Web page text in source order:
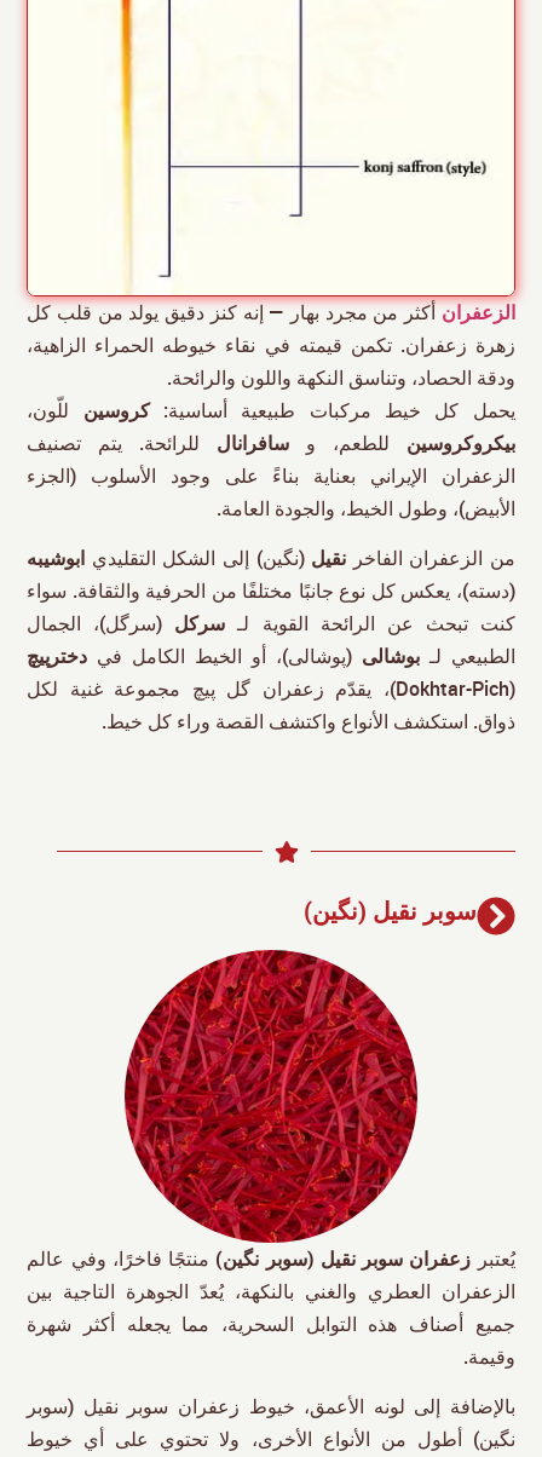
الزعفرانأكثر من مجرد بهار — إنه كنز دقيق يولد من قلب كل
زهرة زعفران. تكمن قيمته في نقاء خيوطه الحمراء الزاهية،
ودقة الحصاد، وتناسق النكهة واللون والرائحة.
يحمل كل خيط مركبات طبيعية أساسية:كروسين للّون،
بيكروكروسين للطعم، و سافرانال للرائحة. يتم تصنيف
الزعفران الإيراني بعناية بناءً على وجود الأسلوب (الجزء
الأبيض)، وطول الخيط، والجودة العامة.
من الزعفران الفاخر نقیل(نگین) إلى الشكل التقليدي ابوشیبه
(دسته)، يعكس كل نوع جانبًا مختلفًا من الحرفية والثقافة. سواء
كنت تبحث عن الرائحة القوية لـ سرکل (سرگل)، الجمال
الطبيعي لـبوشالی (پوشالی)، أو الخيط الكامل في دخترپیچ
(Dokhtar-Pich)، يقدّم زعفران گل پیچ مجموعة غنية لكل
ذواق. استكشف الأنواع واكتشف القصة وراء كل خيط.
سوبر نقیل (نگین)
يُعتبر زعفران سوبر نقیل (سوبر نگین) منتجًا فاخرًا، وفي عالم
الزعفران العطري والغني بالنكهة، يُعدّ الجوهرة التاجية بين
جميع أصناف هذه التوابل السحرية، مما يجعله أكثر شهرة
وقيمة.
بالإضافة إلى لونه الأعمق، خيوط زعفران سوبر نقیل (سوبر
نگین) أطول من الأنواع الأخرى، ولا تحتوي على أي خيوط